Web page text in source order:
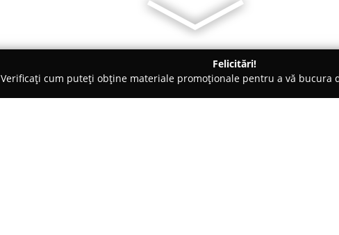
Felicitări!
Verificați cum puteți obține materiale promoționale pentru a vă bucura